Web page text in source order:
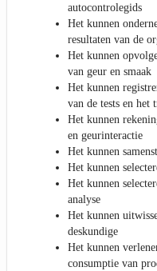
autocontrolegids
Het kunnen
resultaten van de
Het kunnen
van geur en smaak
Het kunnen
van de tests en het
Het kunnen
en geurinteractie
Het kunnen
Het kunnen
Het kunnen
analyse
Het kunnen
deskundige
Het kunnen
consumptie van